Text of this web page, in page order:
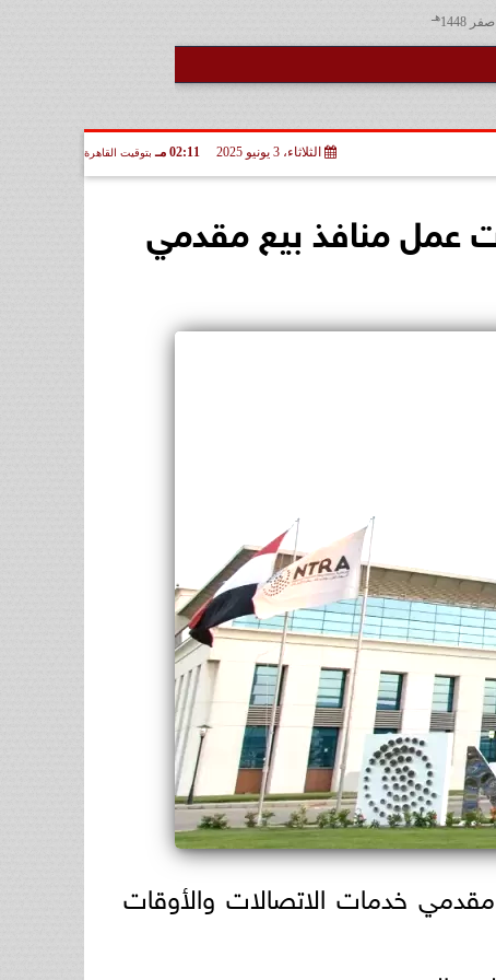
هـ
الثلاثاء، 3 يونيو 2025 02:11 مـ بتوقيت القاهرة
عمل منافذ بيع مقدمي
خدمات الاتصالات والأوقات